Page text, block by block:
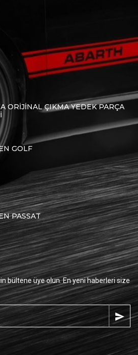
ORİJİNAL ÇIKMA YEDEK PARÇA
GOLF
PASSAT
bültene üye olun. En yeni haberleri size